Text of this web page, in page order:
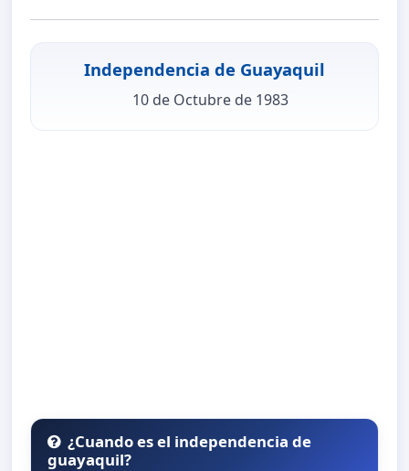
Independencia de Guayaquil
10 de Octubre de 1983
¿Cuando es el independencia de
guayaquil?